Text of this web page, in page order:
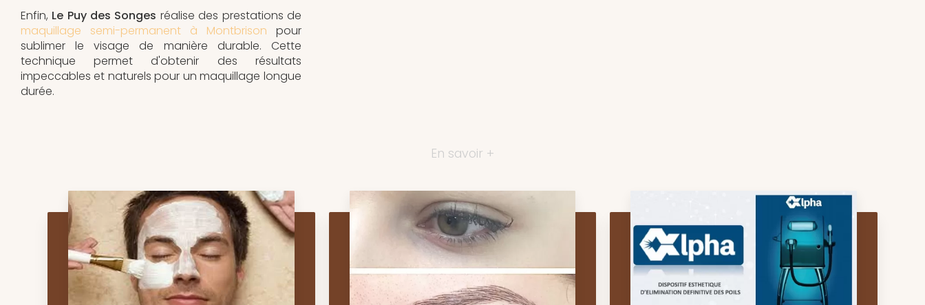
Enfin, Le Puy des Songes réalise des prestations de
maquillage semi-permanent à Montbrison pour
sublimer le visage de manière durable. Cette
technique permet d'obtenir des résultats
impeccables et naturels pour un maquillage longue
durée.
En savoir +